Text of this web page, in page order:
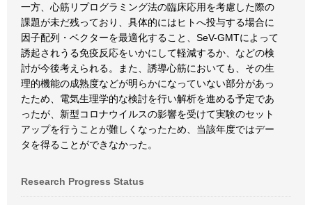
一方、心筋リプログラミング法の臨床応用を考慮した際の
課題が未だ残っており、具体的にはヒトへ投与する場合に
因子配列・ベクターを最適化すること、SeV-GMTによって
誘起されうる免疫反応をいかにして軽減するか、などの検
討が今後考えられる。また、誘導心筋においても、その生
理的機能の成熟度などが明らかになっていない部分があっ
たため、電気生理学的な検討を行い解析を進める予定であ
ったが、新型コロナウイルスの影響を受けて実験のセット
アップを行うことが難しくなったため、当該年度ではデー
タを得ることができなかった。
Research Progress Status